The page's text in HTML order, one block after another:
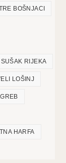
BOŠNJACI
RIJEKA
LOŠINJ
HARFA